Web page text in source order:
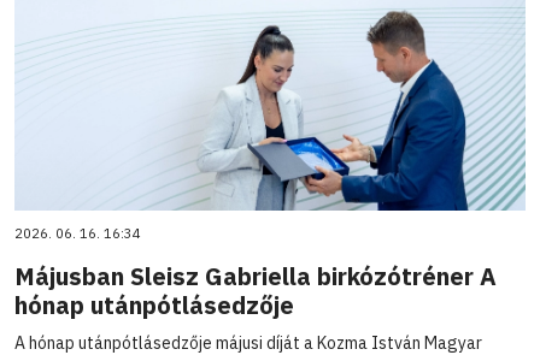
2026. 06. 16. 16:34
Májusban Sleisz Gabriella birkózótréner A
hónap utánpótlásedzője
A hónap utánpótlásedzője májusi díját a Kozma István Magyar